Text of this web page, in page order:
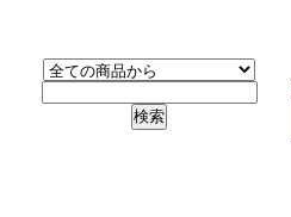
検索